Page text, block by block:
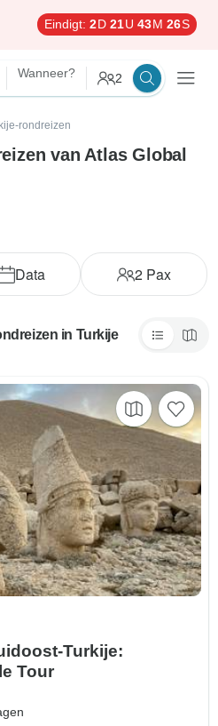
Eindigt: 2D 21U 43M 24S
Wanneer? 2
rondreizen
van Atlas Global
Data 2 Pax
in Turkije
Turkije:
Tour